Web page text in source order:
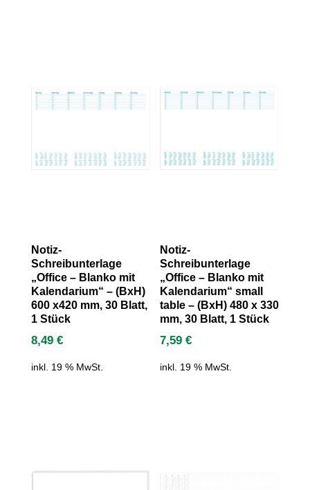
Notiz-
Schreibunterlage
„Office – Blanko mit
Kalendarium“ – (BxH)
600 x420 mm, 30 Blatt,
1 Stück
8,49 €
inkl. 19 % MwSt.
Notiz-
Schreibunterlage
„Office – Blanko mit
Kalendarium“ small
table – (BxH) 480 x 330
mm, 30 Blatt, 1 Stück
7,59€
inkl. 19 % MwSt.